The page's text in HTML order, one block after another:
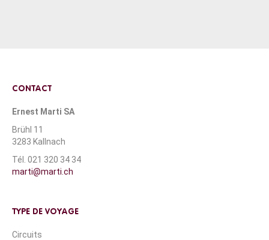
CONTACT
Ernest Marti SA
Brühl 11
3283 Kallnach
Tél. 021 320 34 34
marti@marti.ch
TYPE DE VOYAGE
Circuits